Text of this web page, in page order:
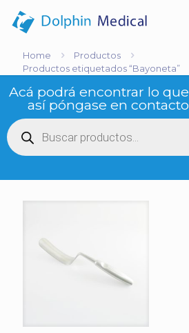
Home
Productos
Productos etiquetados “Bayoneta”
Acá podrá encontrar lo
así póngase en
Búsqueda
de
productos